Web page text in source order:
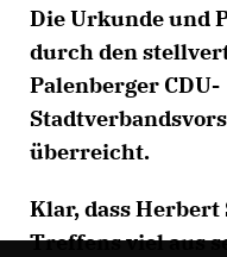
Die Urkunde und
durch den
Palenberger CDU-
überreicht.
Klar, dass Herbert
Treffens viel aus